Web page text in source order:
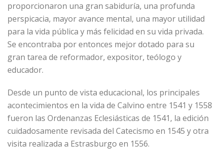
proporcionaron una gran sabiduría, una profunda
perspicacia, mayor avance mental, una mayor utilidad
para la vida pública y más felicidad en su vida privada.
Se encontraba por entonces mejor dotado para su
gran tarea de reformador, expositor, teólogo y
educador.
Desde un punto de vista educacional, los principales
acontecimientos en la vida de Calvino entre 1541 y 1558
fueron las Ordenanzas Eclesiásticas de 1541, la edición
cuidadosamente revisada del Catecismo en 1545 y otra
visita realizada a Estrasburgo en 1556.